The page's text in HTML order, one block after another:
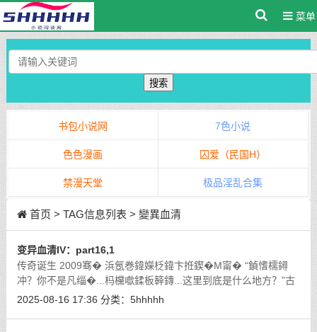
菜单
搜索
书包小说网 7色小说
色色漫画 囚爱（民国H）
禁漫天堂 极品淫乱合集
首页 > TAG信息列表 > 變異血清
变异血清IV：part16,1
传奇诞生 2009骞� 浜氬巻鍏嬫柉鍏卞拰鍥�M甯� “鍞愭檽鐞
冲？你不是凡缁�...杩欓噷鍒板簳鏄...这里到底是什么地方？”古
颖琳努力调整自己，尽可能让自己说出的话不是错乱的。
2025-08-16 17:36 分类： 5hhhhh